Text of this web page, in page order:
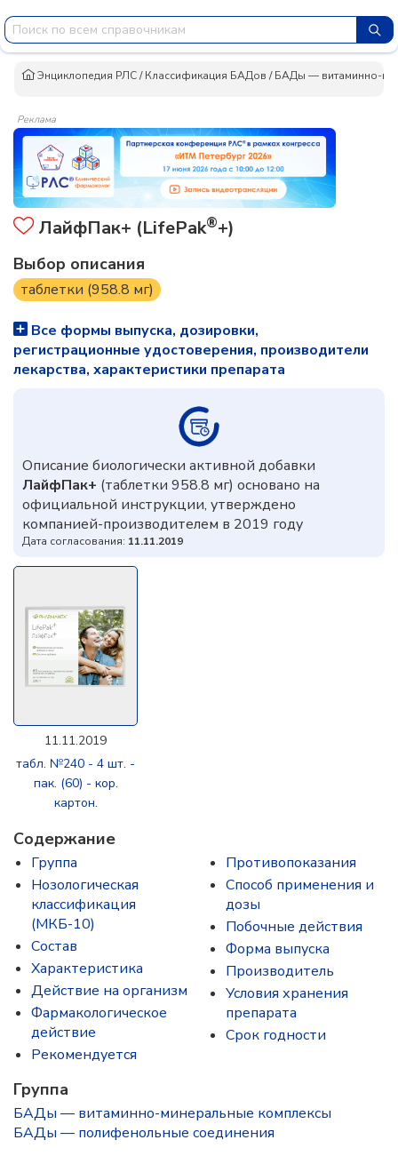
Энциклопедия РЛС/Классификация БАДов /БАДы — витаминно-
Реклама
ЛайфПак+ (LifePak®+)
Выбор описания
таблетки (958.8 мг)
Все формы выпуска, дозировки,
регистрационные удостоверения, производители
лекарства, характеристики препарата
Описание биологически активной добавки
ЛайфПак+ (таблетки 958.8 мг) основано на
официальной инструкции, утверждено
компанией-производителем в 2019 году
Дата согласования: 11.11.2019
11.11.2019
табл. №240 - 4 шт. -
пак. (60) - кор.
картон.
Содержание
Группа
Нозологическая
классификация
(МКБ-10)
Состав
Характеристика
Действие на организм
Фармакологическое
действие
Рекомендуется
Противопоказания
Способ применения и
дозы
Побочные действия
Форма выпуска
Производитель
Условия хранения
препарата
Срок годности
Группа
БАДы — витаминно-минеральные комплексы
БАДы — полифенольные соединения